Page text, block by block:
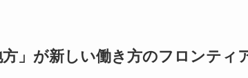
」が新しい働き方のフロンティ